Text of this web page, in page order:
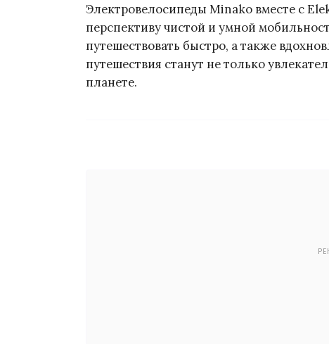
Электровелосипеды Minako вместе с
перспективу чистой и умной
путешествовать быстро, а также
путешествия станут не только
планете.